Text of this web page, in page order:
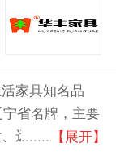
2
家具知名品
省名牌，主要
远洋捕捞、水
【展开】